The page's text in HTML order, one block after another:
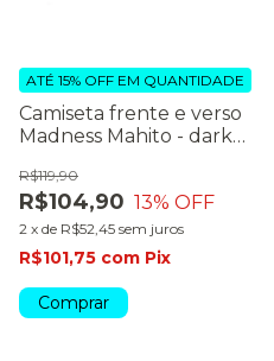
Camiseta frente e verso
Madness Mahito - dark
R$104,90
R$119,90
13% OFF
2 x de R$52,45 sem juros
ATÉ 15% OFF EM QUANTIDADE
R$101,75 com Pix
Comprar